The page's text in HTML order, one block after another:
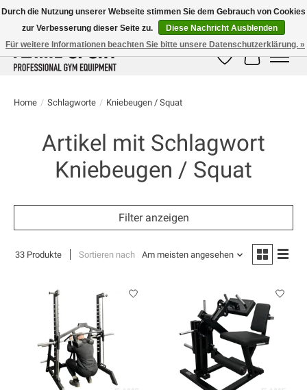
E-MAIL:info@flame-sport.deTEL.: +49 1525 9705 011
Wunschzettel
Ihr
Home / Schlagworte / Kniebeugen / Squat
Artikel mit Schlagwort
Kniebeugen / Squat
Filter anzeigen
33 Produkte Sortieren nach Am meisten angesehen
Durch die Nutzung unserer Webseite stimmen Sie dem Gebrauch von Cookies
zur Verbesserung dieser Seite zu.
Diese Nachricht Ausblenden
Für weitere Informationen beachten Sie bitte unsere Datenschutzerklärung. »